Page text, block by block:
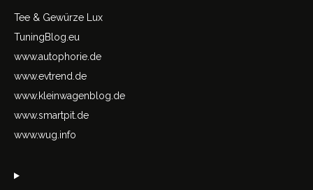
Tee & Gewürze Lux
TuningBlog.eu
www.autophorie.de
www.evtrend.de
www.kleinwagenblog.de
www.smartpit.de
www.wug.info